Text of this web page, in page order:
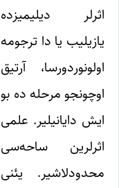
اثرلر دیلیمیزده
یازیلیب یا دا ترجومه
اولونوردورسا، آرتیق
اوچونجو مرحله ده بو
ایش دایانیلیر. علمی
اثرلرین ساحه‌سی
محدودلاشیر. یئنی